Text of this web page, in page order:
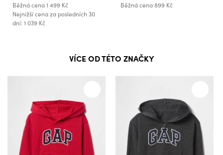
Běžná cena1 499 Kč
Nejnižší cena za posledních 30
dní: 1 039 Kč
Běžná cena899 Kč
VÍCE OD TÉTO ZNAČKY